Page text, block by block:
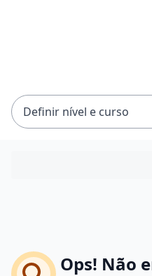
Definir nível e curso
Ops! Não